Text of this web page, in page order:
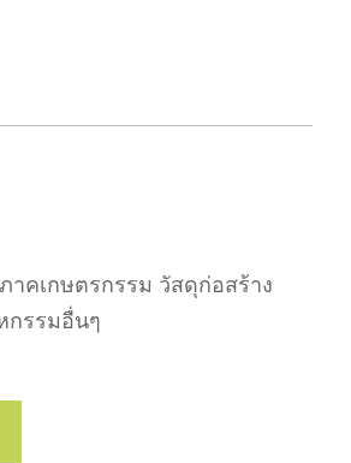
าคเกษตรกรรม วัสดุก่อสร้าง
กรรมอื่นๆ